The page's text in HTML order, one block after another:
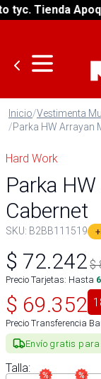
Tienda
Inicio/Vestimenta
/Parka HW Arrayan
Hard Work
Parka
Cabernet
SKU: B2BB111519
$ 72.242 $
Precio Tarjetas: Hasta 6
$ 69.352
Precio Transferencia
Envío gratis
Talla: